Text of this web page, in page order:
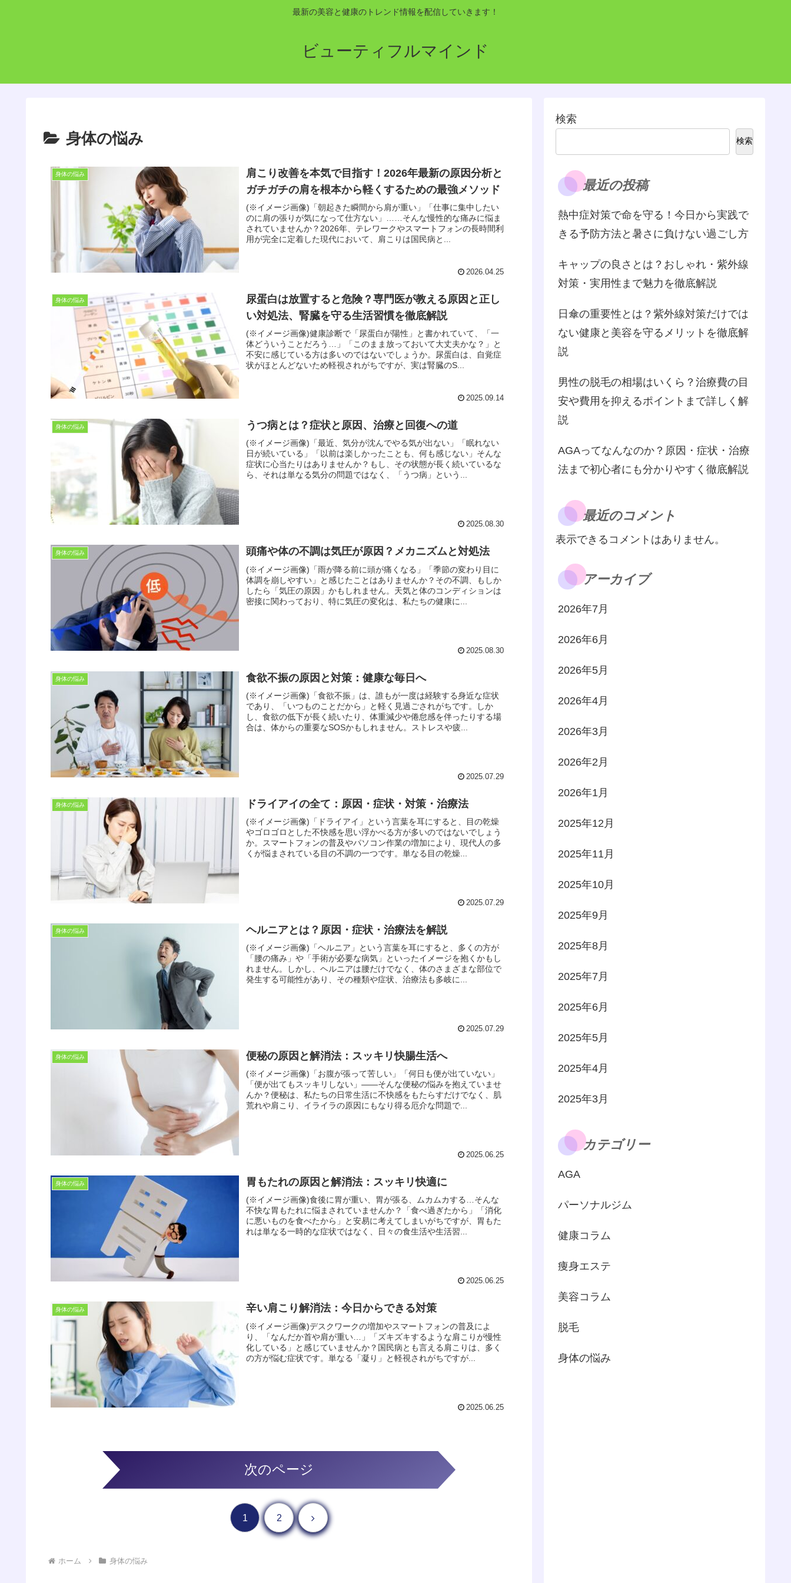
最新の美容と健康のトレンド情報を配信していきます！
ビューティフルマインド
身体の悩み
身体の悩み
肩こり改善を本気で目指す！2026年最新の原因分析と
ガチガチの肩を根本から軽くするための最強メソッド
(※イメージ画像)「朝起きた瞬間から肩が重い」「仕事に集中したい
のに肩の張りが気になって仕方ない」……そんな慢性的な痛みに悩ま
されていませんか？2026年、テレワークやスマートフォンの長時間利
用が完全に定着した現代において、肩こりは国民病と...
2026.04.25
身体の悩み
尿蛋白は放置すると危険？専門医が教える原因と正し
い対処法、腎臓を守る生活習慣を徹底解説
(※イメージ画像)健康診断で「尿蛋白が陽性」と書かれていて、「一
体どういうことだろう…」「このまま放っておいて大丈夫かな？」と
不安に感じている方は多いのではないでしょうか。尿蛋白は、自覚症
状がほとんどないため軽視されがちですが、実は腎臓のS...
2025.09.14
身体の悩み うつ病とは？症状と原因、治療と回復への道
(※イメージ画像)「最近、気分が沈んでやる気が出ない」「眠れない
日が続いている」「以前は楽しかったことも、何も感じない」そんな
症状に心当たりはありませんか？もし、その状態が長く続いているな
ら、それは単なる気分の問題ではなく、「うつ病」という...
2025.08.30
身体の悩み 頭痛や体の不調は気圧が原因？メカニズムと対処法
(※イメージ画像)「雨が降る前に頭が痛くなる」「季節の変わり目に
体調を崩しやすい」と感じたことはありませんか？その不調、もしか
したら「気圧の原因」かもしれません。天気と体のコンディションは
密接に関わっており、特に気圧の変化は、私たちの健康に...
2025.08.30
身体の悩み 食欲不振の原因と対策：健康な毎日へ
(※イメージ画像)「食欲不振」は、誰もが一度は経験する身近な症状
であり、「いつものことだから」と軽く見過ごされがちです。しか
し、食欲の低下が長く続いたり、体重減少や倦怠感を伴ったりする場
合は、体からの重要なSOSかもしれません。ストレスや疲...
2025.07.29
身体の悩み ドライアイの全て：原因・症状・対策・治療法
(※イメージ画像)「ドライアイ」という言葉を耳にすると、目の乾燥
やゴロゴロとした不快感を思い浮かべる方が多いのではないでしょう
か。スマートフォンの普及やパソコン作業の増加により、現代人の多
くが悩まされている目の不調の一つです。単なる目の乾燥...
2025.07.29
身体の悩み ヘルニアとは？原因・症状・治療法を解説
(※イメージ画像)「ヘルニア」という言葉を耳にすると、多くの方が
「腰の痛み」や「手術が必要な病気」といったイメージを抱くかもし
れません。しかし、ヘルニアは腰だけでなく、体のさまざまな部位で
発生する可能性があり、その種類や症状、治療法も多岐に...
2025.07.29
身体の悩み 便秘の原因と解消法：スッキリ快腸生活へ
(※イメージ画像)「お腹が張って苦しい」「何日も便が出ていない」
「便が出てもスッキリしない」――そんな便秘の悩みを抱えていませ
んか？便秘は、私たちの日常生活に不快感をもたらすだけでなく、肌
荒れや肩こり、イライラの原因にもなり得る厄介な問題で...
2025.06.25
身体の悩み 胃もたれの原因と解消法：スッキリ快適に
(※イメージ画像)食後に胃が重い、胃が張る、ムカムカする…そんな
不快な胃もたれに悩まされていませんか？「食べ過ぎたから」「消化
に悪いものを食べたから」と安易に考えてしまいがちですが、胃もた
れは単なる一時的な症状ではなく、日々の食生活や生活習...
2025.06.25
身体の悩み 辛い肩こり解消法：今日からできる対策
(※イメージ画像)デスクワークの増加やスマートフォンの普及によ
り、「なんだか首や肩が重い…」「ズキズキするような肩こりが慢性
化している」と感じていませんか？国民病とも言える肩こりは、多く
の方が悩む症状です。単なる「凝り」と軽視されがちですが...
2025.06.25
次のページ
1 2 次へ
ホーム 身体の悩み
検索
検索
最近の投稿
熱中症対策で命を守る！今日から実践で
きる予防方法と暑さに負けない過ごし方
キャップの良さとは？おしゃれ・紫外線
対策・実用性まで魅力を徹底解説
日傘の重要性とは？紫外線対策だけでは
ない健康と美容を守るメリットを徹底解
説
男性の脱毛の相場はいくら？治療費の目
安や費用を抑えるポイントまで詳しく解
説
AGAってなんなのか？原因・症状・治療
法まで初心者にも分かりやすく徹底解説
最近のコメント
表示できるコメントはありません。
アーカイブ
2026年7月
2026年6月
2026年5月
2026年4月
2026年3月
2026年2月
2026年1月
2025年12月
2025年11月
2025年10月
2025年9月
2025年8月
2025年7月
2025年6月
2025年5月
2025年4月
2025年3月
カテゴリー
AGA
パーソナルジム
健康コラム
痩身エステ
美容コラム
脱毛
身体の悩み